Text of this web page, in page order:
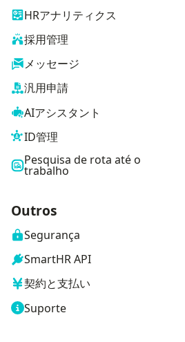
HRアナリティクス
採用管理
メッセージ
汎用申請
AIアシスタント
ID管理
Pesquisa de rota até o
trabalho
Outros
Segurança
SmartHR API
契約と支払い
Suporte